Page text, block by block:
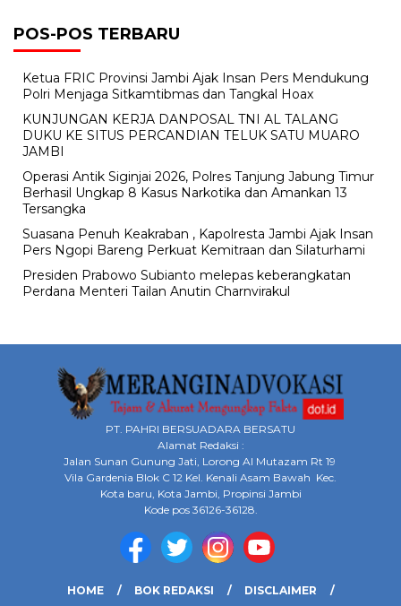
POS-POS TERBARU
Ketua FRIC Provinsi Jambi Ajak Insan Pers Mendukung
Polri Menjaga Sitkamtibmas dan Tangkal Hoax
KUNJUNGAN KERJA DANPOSAL TNI AL TALANG
DUKU KE SITUS PERCANDIAN TELUK SATU MUARO
JAMBI
Operasi Antik Siginjai 2026, Polres Tanjung Jabung Timur
Berhasil Ungkap 8 Kasus Narkotika dan Amankan 13
Tersangka
Suasana Penuh Keakraban , Kapolresta Jambi Ajak Insan
Pers Ngopi Bareng Perkuat Kemitraan dan Silaturhami
Presiden Prabowo Subianto melepas keberangkatan
Perdana Menteri Tailan Anutin Charnvirakul
PT. PAHRI BERSUADARA BERSATU
Alamat Redaksi :
Jalan Sunan Gunung Jati, Lorong Al Mutazam Rt 19
Vila Gardenia Blok C 12 Kel. Kenali Asam Bawah Kec.
Kota baru, Kota Jambi, Propinsi Jambi
Kode pos 36126-36128.
HOME BOK REDAKSI DISCLAIMER